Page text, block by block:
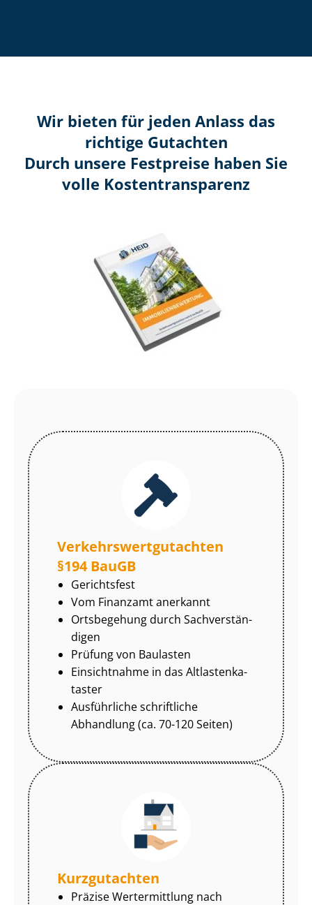
Wir bieten für jeden Anlass das
richtige Gutachten
Durch unsere Festpreise haben Sie
volle Kosten­transparenz
Ver­kehrs­wert­gut­ach­ten
§194 BauGB
Gerichtsfest
Vom Finanzamt anerkannt
Ortsbegehung durch Sach­ver­stän­
di­gen
Prüfung von Baulasten
Einsichtnahme in das Alt­las­ten­ka­
tas­ter
Ausführliche schriftliche
Abhandlung (ca. 70-120 Seiten)
Kurzgutachten
Präzise Wertermittlung nach